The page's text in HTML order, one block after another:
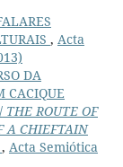
, Acta
DA
CACIQUE
THE ROUTE OF
A CHIEFTAIN
, Acta Semiótica